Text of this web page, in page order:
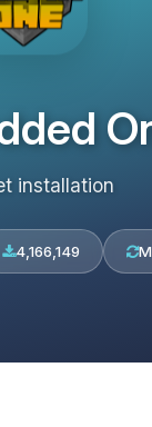
installation
4,166,149